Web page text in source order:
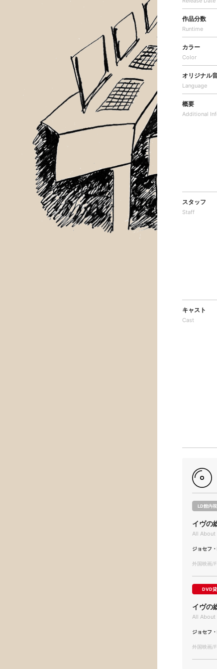
作品分数
Runtime
カラー
Color
オリジナル
Language
概要
Additional
スタッフ
Staff
キャスト
Cast
LD館内
イヴの
All About
ジョセフ
外国映画/
DVD
イヴの
All About
ジョセフ
外国映画/